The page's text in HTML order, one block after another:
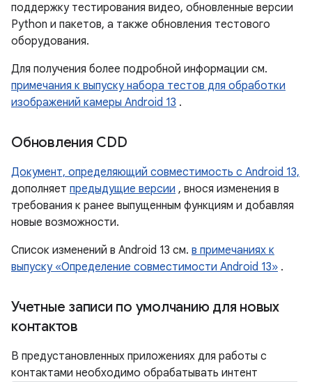
поддержку тестирования видео, обновленные версии
Python и пакетов, а также обновления тестового
оборудования.
Для получения более подробной информации см.
примечания к выпуску набора тестов для обработки
изображений камеры Android 13 .
Обновления CDD
Документ, определяющий совместимость с Android 13,
дополняет предыдущие версии , внося изменения в
требования к ранее выпущенным функциям и добавляя
новые возможности.
Список изменений в Android 13 см. в примечаниях к
выпуску «Определение совместимости Android 13» .
Учетные записи по умолчанию для новых
контактов
В предустановленных приложениях для работы с
контактами необходимо обрабатывать интент